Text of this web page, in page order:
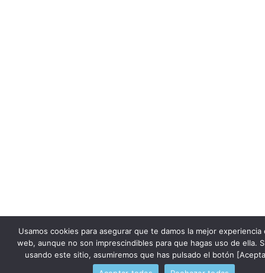
Usamos cookies para asegurar que te damos la mejor experiencia
web, aunque no son imprescindibles para que hagas uso de ella.
usando este sitio, asumiremos que has pulsado el botón